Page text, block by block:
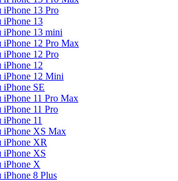
13 Pro
iPhone 13
13 mini
iPhone 12 Pro Max
12 Pro
12
iPhone 12 Mini
SE
11 Pro Max
11 Pro
11
iPhone XS Max
iPhone XR
iPhone XS
iPhone X
8 Plus